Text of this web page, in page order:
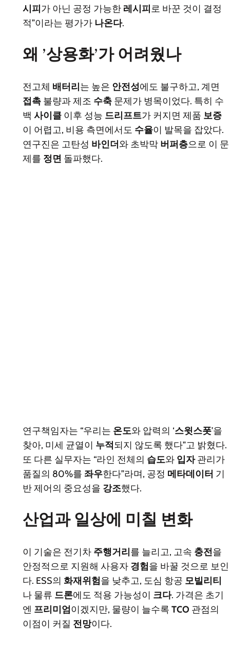
시피 가 아닌 공정 가능한 레시피 로 바꾼 것이 결정
적”이라는 평가가 나온다.
왜 ’상용화’가 어려웠나
전고체 배터리 는 높은 안전성에도 불구하고, 계면
접촉 불량과 제조 수축 문제가 병목이었다. 특히 수
백 사이클 이후 성능 드리프트가 커지면 제품 보증
이 어렵고, 비용 측면에서도 수율이 발목을 잡았다.
연구진은 고탄성 바인더 와 초박막 버퍼층으로 이 문
제를 정면 돌파했다.
연구책임자는 “우리는 온도와 압력의 ‘스윗스폿’을
찾아, 미세 균열이 누적 되지 않도록 했다”고 밝혔다.
또 다른 실무자는 “라인 전체의 습도와 입자관리가
품질의 80%를 좌우한다”라며, 공정 메타데이터 기
반 제어의 중요성을 강조했다.
산업과 일상에 미칠 변화
이 기술은 전기차 주행거리 를 늘리고, 고속 충전을
안정적으로 지원해 사용자 경험을 바꿀 것으로 보인
다. ESS의 화재위험을 낮추고, 도심 항공 모빌리티
나 물류 드론에도 적용 가능성이 크다. 가격은 초기
엔 프리미엄 이겠지만, 물량이 늘수록 TCO 관점의
이점이 커질 전망이다.